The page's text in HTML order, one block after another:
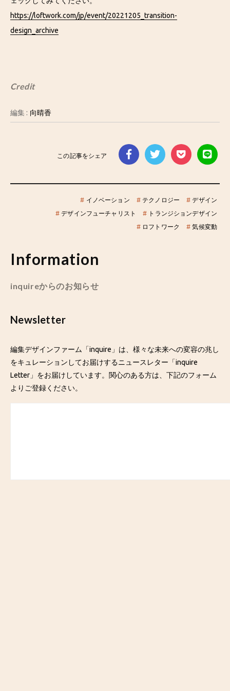
https://loftwork.com/jp/event/20221205_transition-
design_archive
Credit
編集 : 向晴香
この記事をシェア
# イノベーション # テクノロジー # デザイン
# デザインフューチャリスト # トランジションデザイン
# ロフトワーク # 気候変動
Information
inquireからのお知らせ
Newsletter
編集デザインファーム「inquire」は、様々な未来への変容の兆し
をキュレーションしてお届けするニュースレター「inquire
Letter」をお届けしています。関心のある方は、下記のフォーム
よりご登録ください。